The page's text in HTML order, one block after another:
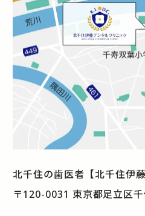
北千住の歯医者 【北千住伊
〒120-0031 東京都足立区